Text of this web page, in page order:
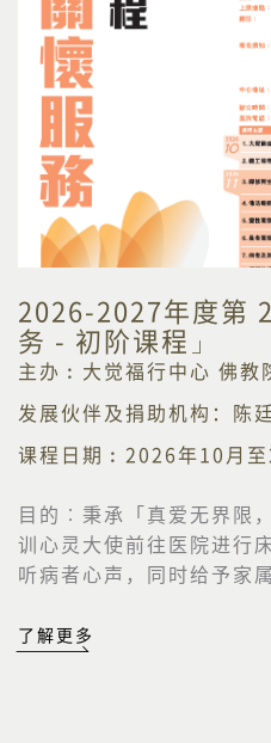
2026-2027年度第
务 - 初阶课程」
主办︰大觉福行中心 佛教
发展伙伴及捐助机构：陈
课程日期︰2026年10月至
目的︰ 秉承「真爱无界限
训心灵大使前往医院进行
听病者心声，同时给予家
了解更多